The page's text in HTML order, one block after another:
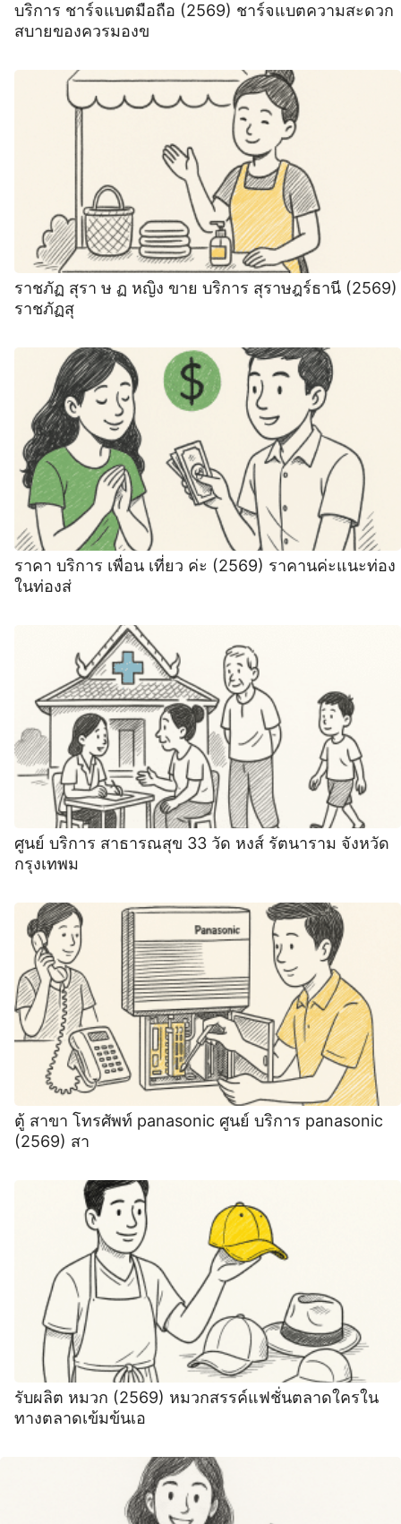
บริการ ชาร์จแบตมือถือ (2569) ชาร์จแบตความสะดวก
สบายของควรมองข
ราชภัฏ สุรา ษ ฏ หญิง ขาย บริการ สุราษฎร์ธานี (2569)
ราชภัฏสุ
ราคา บริการ เพื่อน เที่ยว ค่ะ (2569) ราคานค่ะแนะท่อง
ในท่องส่
ศูนย์ บริการ สาธารณสุข 33 วัด หงส์ รัตนาราม จังหวัด
กรุงเทพม
ตู้ สาขา โทรศัพท์ panasonic ศูนย์ บริการ panasonic
(2569) สา
รับผลิต หมวก (2569) หมวกสรรค์แฟชั่นตลาดใครใน
ทางตลาดเข้มข้นเอ